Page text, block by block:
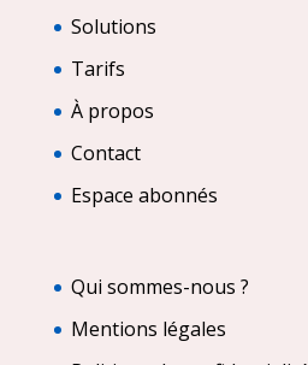
Solutions
Tarifs
À propos
Contact
Espace abonnés
Qui sommes-nous ?
Mentions légales